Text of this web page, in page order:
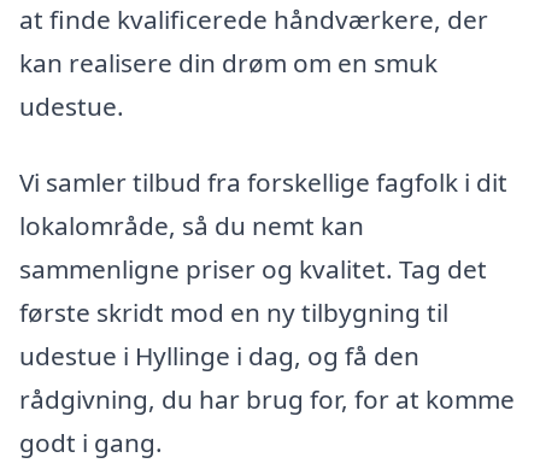
at finde kvalificerede håndværkere, der
kan realisere din drøm om en smuk
udestue.
Vi samler tilbud fra forskellige fagfolk i dit
lokalområde, så du nemt kan
sammenligne priser og kvalitet. Tag det
første skridt mod en ny tilbygning til
udestue i Hyllinge i dag, og få den
rådgivning, du har brug for, for at komme
godt i gang.